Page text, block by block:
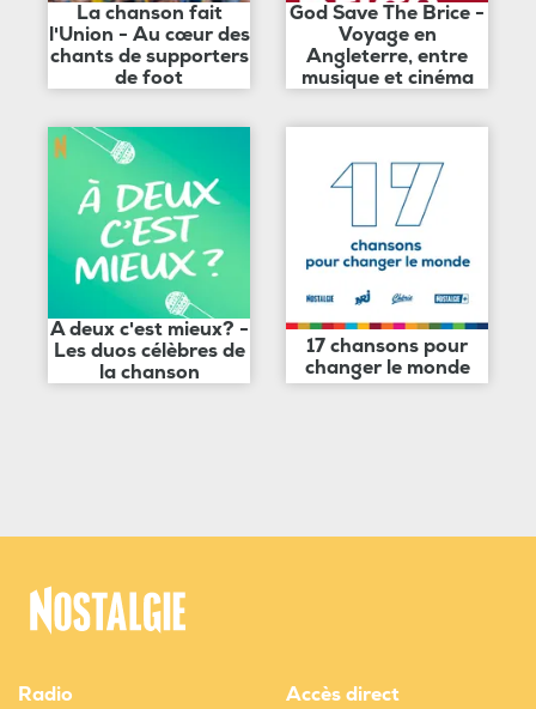
La chanson fait
l'Union - Au cœur des
chants de supporters
de foot
God Save The Brice -
Voyage en
Angleterre, entre
musique et cinéma
A deux c'est mieux? -
Les duos célèbres de
la chanson
17 chansons pour
changer le monde
Radio Accès direct